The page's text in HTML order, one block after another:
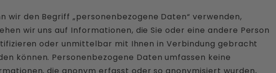
wir den Begriff „personenbezogene Daten“ verwenden,
wir uns auf Informationen, die Sie oder eine andere Person
oder unmittelbar mit Ihnen in Verbindung gebracht
können. Personenbezogene Daten umfassen keine